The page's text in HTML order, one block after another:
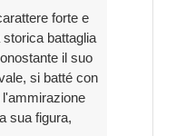
forte e
battaglia
il suo
si batté con
l'ammirazione
sua figura,